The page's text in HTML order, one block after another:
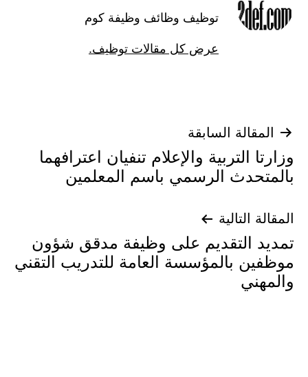
توظيف وظائف وظيفة كوم
عرض كل مقالات توظيف.
تصفّح
المقالات
المقالة السابقة
وزارتا التربية والإعلام تنفيان اعترافهما
بالمتحدث الرسمي باسم المعلمين
المقالة التالية
تمديد التقديم على وظيفة مدقق شؤون
موظفين بالمؤسسة العامة للتدريب التقني
والمهني